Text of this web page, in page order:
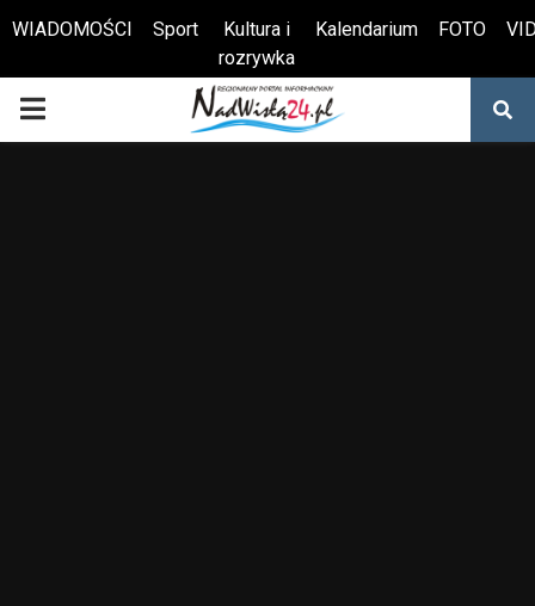
Otwórz pasek narzędzi
WIADOMOŚCI Sport
Kultura i
rozrywka
Kalendarium FOTO
PRIMARY